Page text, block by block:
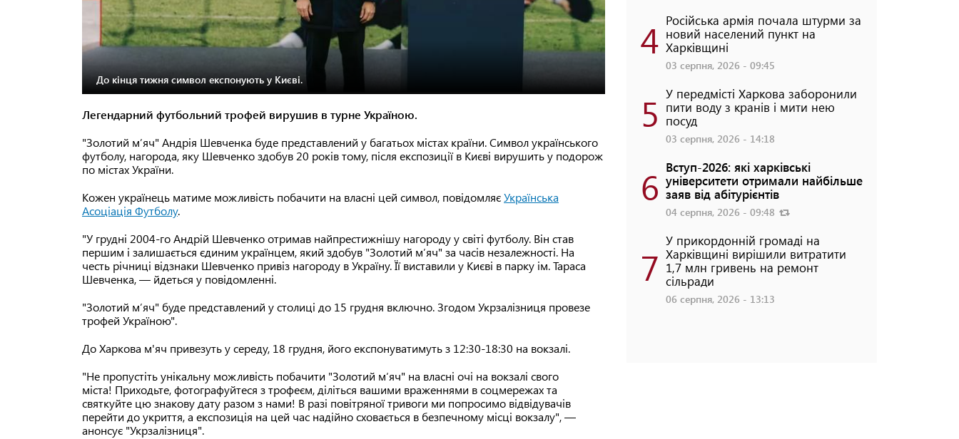
До кінця тижня символ експонують у Києві.
Легендарний футбольний трофей вирушив в турне Україною.
"Золотий м’яч" Андрія Шевченка буде представлений у багатьох містах країни. Символ українського
футболу, нагорода, яку Шевченко здобув 20 років тому, після експозиції в Києві вирушить у подорож
по містах України.
Кожен українець матиме можливість побачити на власні цей символ, повідомляєУкраїнська
Асоціація Футболу.
"У грудні 2004-го Андрій Шевченко отримав найпрестижнішу нагороду у світі футболу. Він став
першим і залишається єдиним українцем, який здобув "Золотий мʼяч" за часів незалежності. На
честь річниці відзнаки Шевченко привіз нагороду в Україну. Її виставили у Києві в парку ім. Тараса
Шевченка, — йдеться у повідомленні.
"Золотий м’яч" буде представлений у столиці до 15 грудня включно. Згодом Укрзалізниця провезе
трофей Україною".
До Харкова м'яч привезуть у середу, 18 грудня, його експонуватимуть з 12:30-18:30 на вокзалі.
"Не пропустіть унікальну можливість побачити "Золотий м‘яч" на власні очі на вокзалі свого
міста! Приходьте, фотографуйтеся з трофеєм, діліться вашими враженнями в соцмережах та
святкуйте цю знакову дату разом з нами! В разі повітряної тривоги ми попросимо відвідувачів
перейти до укриття, а експозиція на цей час надійно сховається в безпечному місці вокзалу", —
анонсує "Укрзалізниця".
4 Російська армія почала штурми за
новий населений пункт на
Харківщині
03 серпня, 2026 - 09:45
5 У передмісті Харкова заборонили
пити воду з кранів і мити нею
посуд
03 серпня, 2026 - 14:18
6 Вступ-2026: які харківські
університети отримали найбільше
заяв від абітурієнтів
04 серпня, 2026 - 09:48
7
У прикордонній громаді на
Харківщині вирішили витратити
1,7 млн гривень на ремонт
сільради
06 серпня, 2026 - 13:13